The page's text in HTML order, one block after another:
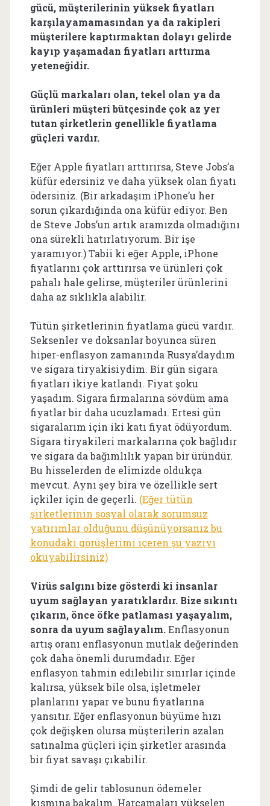
gücü, müşterilerinin yüksek fiyatları
karşılayamamasından ya da rakipleri
müşterilere kaptırmaktan dolayı gelirde
kayıp yaşamadan fiyatları arttırma
yeteneğidir.
Güçlü markaları olan, tekel olan ya da
ürünleri müşteri bütçesinde çok az yer
tutan şirketlerin genellikle fiyatlama
güçleri vardır.
Eğer Apple fiyatları arttırırsa, Steve Jobs’a
küfür edersiniz ve daha yüksek olan fiyatı
ödersiniz. (Bir arkadaşım iPhone’u her
sorun çıkardığında ona küfür ediyor. Ben
de Steve Jobs’un artık aramızda olmadığını
ona sürekli hatırlatıyorum. Bir işe
yaramıyor.) Tabii ki eğer Apple, iPhone
fiyatlarını çok arttırırsa ve ürünleri çok
pahalı hale gelirse, müşteriler ürünlerini
daha az sıklıkla alabilir.
Tütün şirketlerinin fiyatlama gücü vardır.
Seksenler ve doksanlar boyunca süren
hiper-enflasyon zamanında Rusya’daydım
ve sigara tiryakisiydim. Bir gün sigara
fiyatları ikiye katlandı. Fiyat şoku
yaşadım. Sigara firmalarına sövdüm ama
fiyatlar bir daha ucuzlamadı. Ertesi gün
sigaralarım için iki katı fiyat ödüyordum.
Sigara tiryakileri markalarına çok bağlıdır
ve sigara da bağımlılık yapan bir üründür.
Bu hisselerden de elimizde oldukça
mevcut. Aynı şey bira ve özellikle sert
içkiler için de geçerli. (Eğer tütün
şirketlerinin sosyal olarak sorumsuz
yatırımlar olduğunu düşünüyorsanız bu
konudaki görüşlerimi içeren şu yazıyı
okuyabilirsiniz)
Virüs salgını bize gösterdi ki insanlar
uyum sağlayan yaratıklardır. Bize sıkıntı
çıkarın, önce öfke patlaması yaşayalım,
sonra da uyum sağlayalım.Enflasyonun
artış oranı enflasyonun mutlak değerinden
çok daha önemli durumdadır. Eğer
enflasyon tahmin edilebilir sınırlar içinde
kalırsa, yüksek bile olsa, işletmeler
planlarını yapar ve bunu fiyatlarına
yansıtır. Eğer enflasyonun büyüme hızı
çok değişken olursa müşterilerin azalan
satınalma güçleri için şirketler arasında
bir fiyat savaşı çıkabilir.
Şimdi de gelir tablosunun ödemeler
kısmına bakalım. Harcamaları yükselen